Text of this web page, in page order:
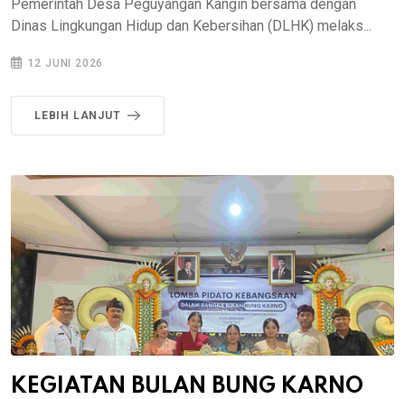
Pemerintah Desa Peguyangan Kangin bersama dengan
Dinas Lingkungan Hidup dan Kebersihan (DLHK) melaks...
12 JUNI 2026
LEBIH LANJUT
KEGIATAN BULAN BUNG KARNO